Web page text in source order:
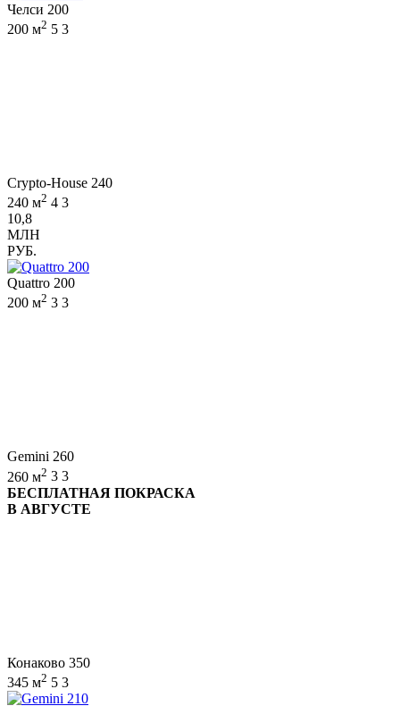
Челси 200
200 м2 5 3
Crypto-House 240
240 м2 4 3
10,8
МЛН
РУБ.
Quattro 200
200 м2 3 3
Gemini 260
260 м2 3 3
БЕСПЛАТНАЯ ПОКРАСКА
В АВГУСТЕ
Конаково 350
345 м2 5 3